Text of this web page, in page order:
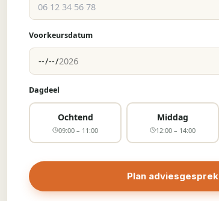
Voorkeursdatum
Dagdeel
Ochtend
09:00 – 11:00
Middag
12:00 – 14:00
Plan adviesgesprek